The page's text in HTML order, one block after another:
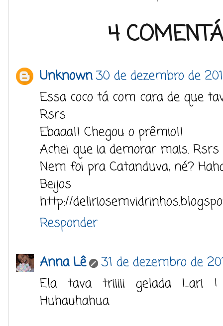
4
Unknown30 de dezembro de
Essa coco tá com cara de que
Rsrs
Ebaaa!! Chegou o prêmio!!
Achei que ia demorar mais. Rsrs
Nem foi pra Catanduva, né?
Beijos
http://
Responder
Anna Lê
31 de dezembro de
Ela tava triiiii gelada Lari
Huhauhahua.